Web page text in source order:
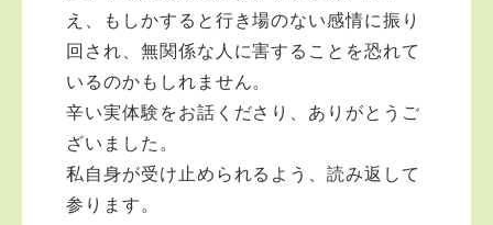
え、もしかすると行き場のない感情に振り
回され、無関係な人に害することを恐れて
いるのかもしれません。
辛い実体験をお話くださり、ありがとうご
ざいました。
私自身が受け止められるよう、読み返して
参ります。